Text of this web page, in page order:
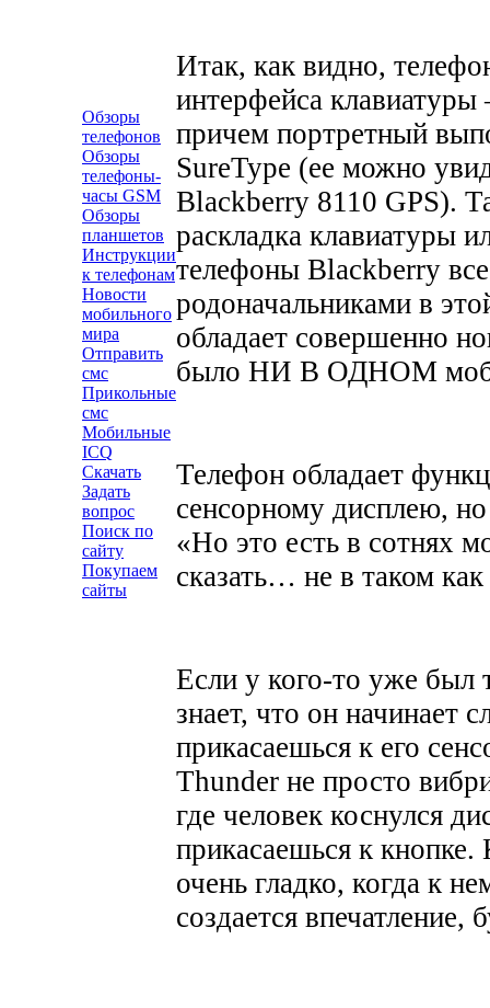
Обзоры
телефонов
Обзоры
телефоны-
часы GSM
Обзоры
планшетов
Инструкции
к телефонам
Новости
мобильного
мира
Отправить
смс
Прикольные
смс
Мобильные
ICQ
Скачать
Задать
вопрос
Поиск по
сайту
Покупаем
сайты
Итак, как видно,
интерфейса
причем портретный
SureType (ее можно
Blackberry 8110 GPS).
раскладка клавиатуры
телефоны Blackberry
родоначальниками в
обладает совершенно
было НИ В ОДНОМ
Телефон обладает
сенсорному дисплею,
«Но это есть в сотнях
сказать… не в таком как
Если у кого-то уже был
знает, что он начинает
прикасаешься к его
Thunder не просто
где человек коснулся
прикасаешься к
очень гладко, когда к
создается впечатление,